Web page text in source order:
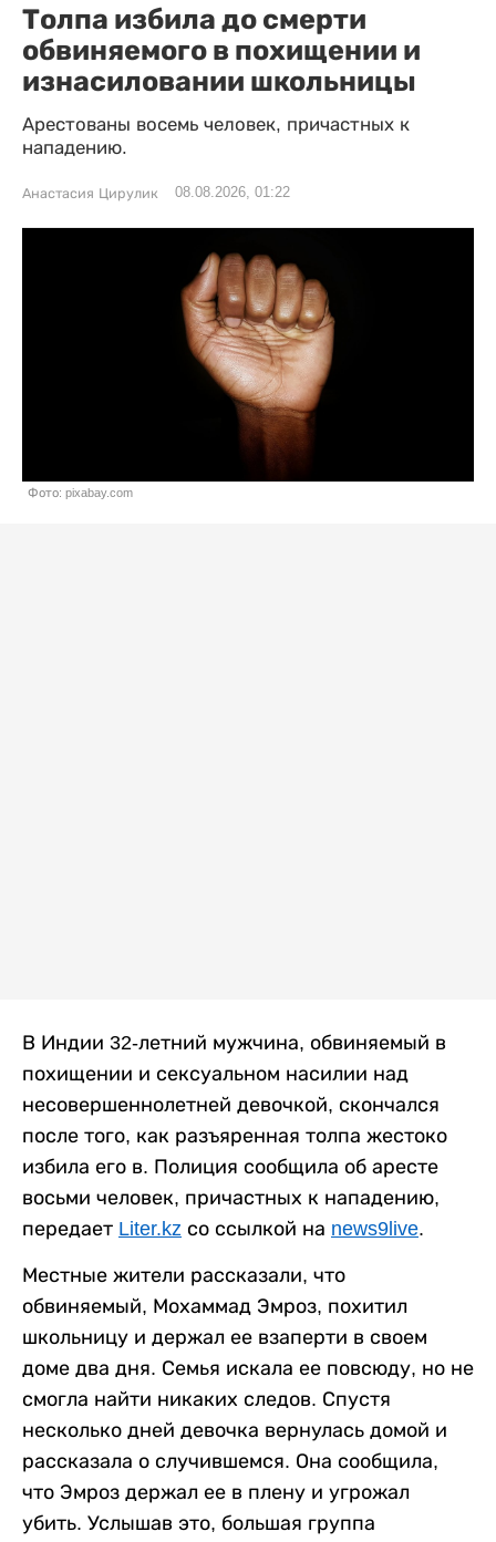
Толпа избила до смерти
обвиняемого в похищении и
изнасиловании школьницы
Арестованы восемь человек, причастных к
нападению.
Анастасия Цирулик 08.08.2026, 01:22
Фото: pixabay.com
В Индии 32-летний мужчина, обвиняемый в
похищении и сексуальном насилии над
несовершеннолетней девочкой, скончался
после того, как разъяренная толпа жестоко
избила его в. Полиция сообщила об аресте
восьми человек, причастных к нападению,
передает Liter.kz со ссылкой на news9live.
Местные жители рассказали, что
обвиняемый, Мохаммад Эмроз, похитил
школьницу и держал ее взаперти в своем
доме два дня. Семья искала ее повсюду, но не
смогла найти никаких следов. Спустя
несколько дней девочка вернулась домой и
рассказала о случившемся. Она сообщила,
что Эмроз держал ее в плену и угрожал
убить. Услышав это, большая группа